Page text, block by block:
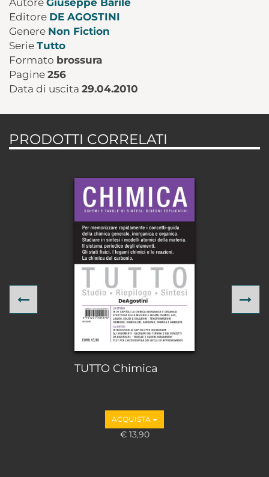
Editore DE AGOSTINI
Genere Non Fiction
Serie Tutto
Formato brossura
Pagine 256
Data di uscita 29.04.2010
PRODOTTI CORRELATI
TUTTO Chimica
ACQUISTA
€ 13,90
Previous